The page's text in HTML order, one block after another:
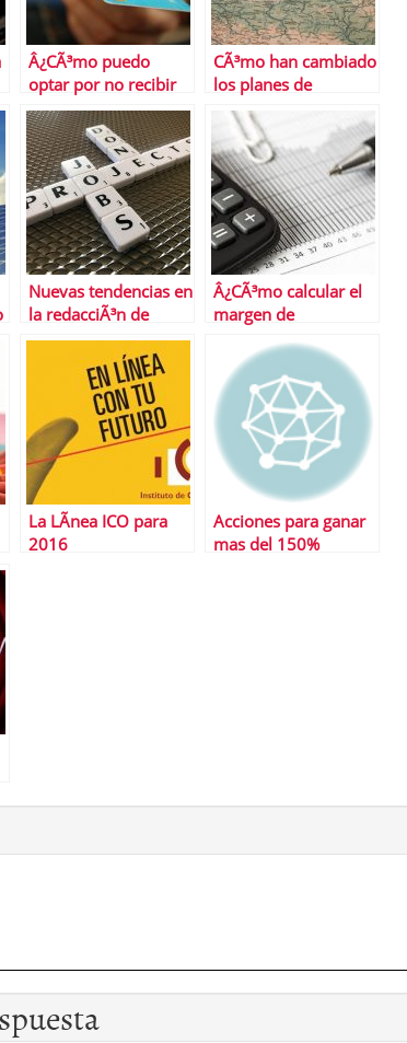
Â¿CÃ³mo puedo
optar por no recibir
ofertas de tarjetas de
crÃ©dito?
CÃ³mo han cambiado
los planes de
transporte en
Semana Santa las
restricciones
Nuevas tendencias en
la redacciÃ³n de
curriculums que
debes conocer
Â¿CÃ³mo calcular el
margen de
La LÃ­nea ICO para
2016
Acciones para ganar
mas del 150%